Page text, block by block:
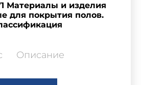
Материалы и изделия
для покрытия полов.
Описание